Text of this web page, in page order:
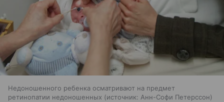
Недоношенного ребенка осматривают на предмет
ретинопатии недоношенных
источник: Анн-Софи Петерссон